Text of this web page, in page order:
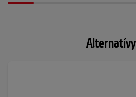
Alternatívy